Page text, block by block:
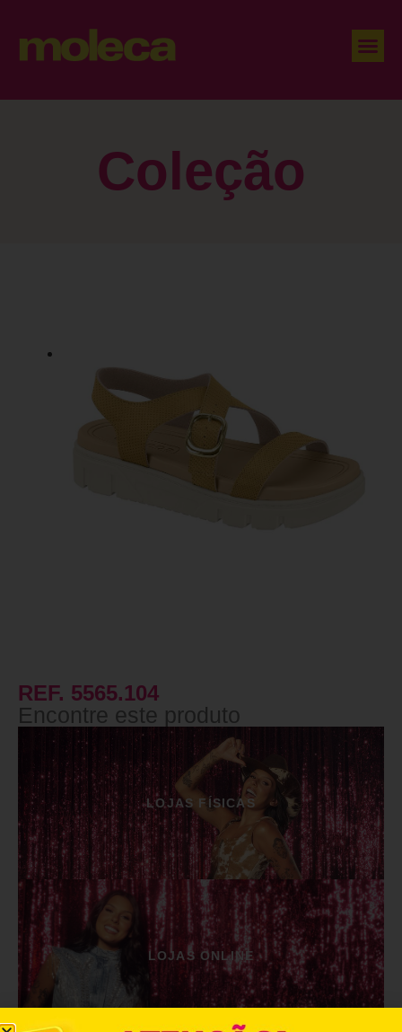
Coleção
REF. 5565.104
Encontre este produto
LOJAS FÍSICAS
LOJAS ONLINE